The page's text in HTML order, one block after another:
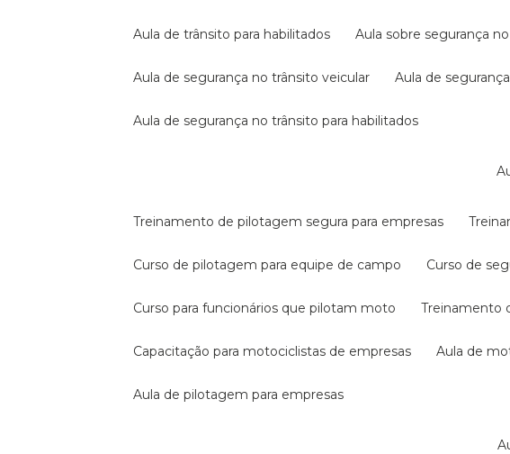
aula de trânsito para habilitados aula sobre segurança
aula de segurança no trânsito veicular aula de
aula de segurança no trânsito para habilitados
treinamento de pilotagem segura para empresas
curso de pilotagem para equipe de campo curso de
curso para funcionários que pilotam moto treinamento
capacitação para motociclistas de empresas aula de
aula de pilotagem para empresas